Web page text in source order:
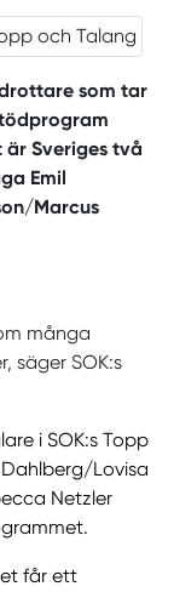
som tar
är Sveriges två
Emil
Marcus
många
säger SOK:s
i SOK:s Topp
Lovisa
Netzler
får ett